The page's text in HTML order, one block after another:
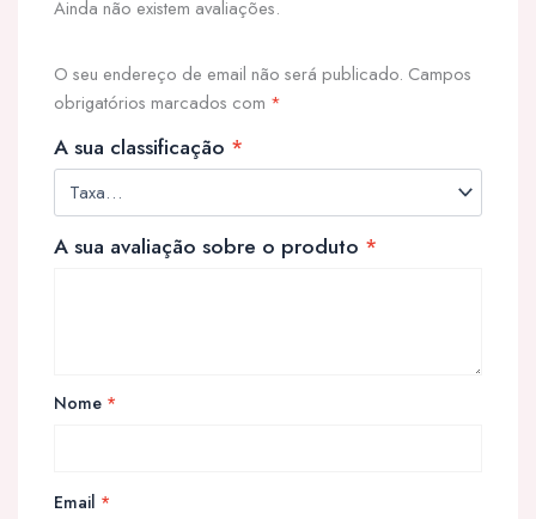
Ainda não existem avaliações.
O seu endereço de email não será publicado. Campos
obrigatórios marcados com *
A sua classificação *
A sua avaliação sobre o produto *
Nome *
Email *